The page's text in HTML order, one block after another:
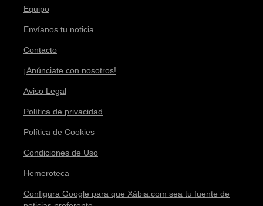
Equipo
Envíanos tu noticia
Contacto
¡Anúnciate con nosotros!
Aviso Legal
Política de privacidad
Política de Cookies
Condiciones de Uso
Hemeroteca
Configura Google para que Xàbia.com sea tu fuente de